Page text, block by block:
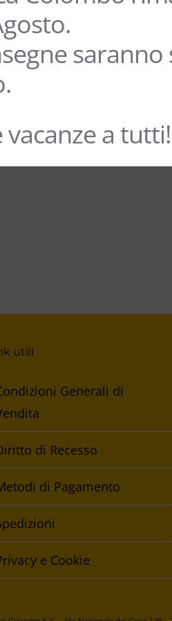
utili
Generali di
di Recesso
di Pagamento
e Cookie
vacanze a tutti!